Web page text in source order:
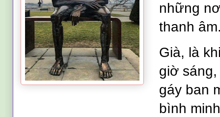
những
thanh
Già, là
giờ
gáy ban
bình